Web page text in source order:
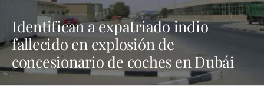
Identifican a expatriado indio
fallecido en explosión de
concesionario de coches en Dubái